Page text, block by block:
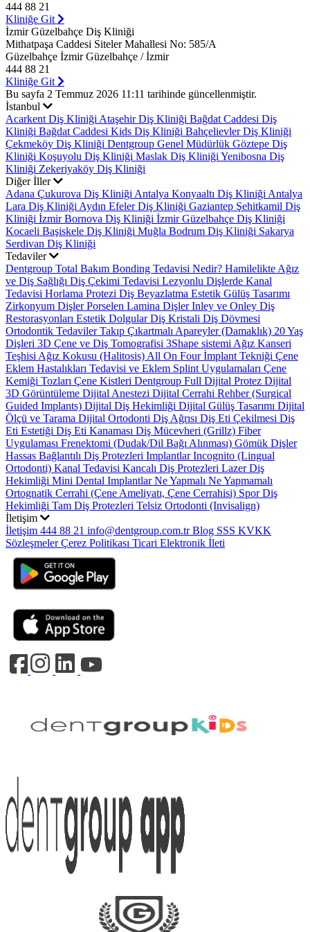
444 88 21
Kliniğe Git
İzmir Güzelbahçe Diş Kliniği
Mithatpaşa Caddesi Siteler Mahallesi No: 585/A
Güzelbahçe İzmir Güzelbahçe / İzmir
444 88 21
Kliniğe Git
Bu sayfa 2 Temmuz 2026 11:11 tarihinde güncellenmiştir.
İstanbul
Acarkent Diş Kliniği Ataşehir Diş Kliniği Bağdat Caddesi Diş
Kliniği Bağdat Caddesi Kids Diş Kliniği Bahçelievler Diş Kliniği
Çekmeköy Diş Kliniği Dentgroup Genel Müdürlük Göztepe Diş
Kliniği Koşuyolu Diş Kliniği Maslak Diş Kliniği Yenibosna Diş
Kliniği Zekeriyaköy Diş Kliniği
Diğer İller
Adana Çukurova Diş Kliniği Antalya Konyaaltı Diş Kliniği Antalya
Lara Diş Kliniği Aydın Efeler Diş Kliniği Gaziantep Şehitkamil Diş
Kliniği İzmir Bornova Diş Kliniği İzmir Güzelbahçe Diş Kliniği
Kocaeli Başiskele Diş Kliniği Muğla Bodrum Diş Kliniği Sakarya
Serdivan Diş Kliniği
Tedaviler
Dentgroup Total Bakım Bonding Tedavisi Nedir? Hamilelikte Ağız
ve Diş Sağlığı Diş Çekimi Tedavisi Lezyonlu Dişlerde Kanal
Tedavisi Horlama Protezi Diş Beyazlatma Estetik Gülüş Tasarımı
Zirkonyum DişlerPorselen Lamina DişlerInley ve Onley Diş
Restorasyonları Estetik DolgularDiş Kristali Diş Dövmesi
Ortodontik TedavilerTakıp Çıkartmalı Apareyler (Damaklık) 20 Yaş
Dişleri 3D Çene ve Diş Tomografisi 3Shape sistemi Ağız Kanseri
Teşhisi Ağız Kokusu (Halitosis) All On Four İmplant Tekniği Çene
Eklem Hastalıkları Tedavisi ve Eklem Splint Uygulamaları Çene
Kemiği Tozları Çene Kistleri Dentgroup Full Dijital Protez Dijital
3D Görüntüleme Dijital Anestezi Dijital Cerrahi Rehber (Surgical
Guided Implants) Dijital Diş Hekimliği Dijital Gülüş Tasarımı Dijital
Ölçü ve Tarama Dijital Ortodonti Diş Ağrısı Diş Eti Çekilmesi Diş
Eti Estetiği Diş Eti Kanaması Diş Mücevheri (Grillz) Fiber
Uygulaması Frenektomi (Dudak/Dil Bağı Alınması) Gömük Dişler
Hassas Bağlantılı Diş Protezleri ImplantlarIncognito (Lingual
Ortodonti) Kanal Tedavisi Kancalı Diş Protezleri Lazer Diş
Hekimliği Mini Dental ImplantlarNe Yapmalı Ne Yapmamalı
Ortognatik Cerrahi (Çene Ameliyatı, Çene Cerrahisi) Spor Diş
Hekimliği Tam Diş Protezleri Telsiz Ortodonti (Invisalign)
İletişim
İletişim 444 88 21 info@dentgroup.com.tr Blog SSS KVKK
SözleşmelerÇerez Politikası Ticari Elektronik İleti